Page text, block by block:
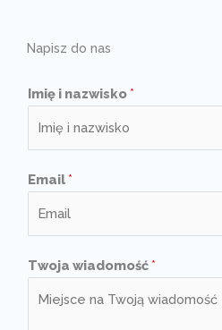
Napisz do nas
Imię i nazwisko *
Email *
Twoja wiadomość *